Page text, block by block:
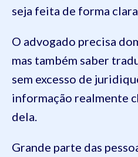
seja feita de forma clara
O advogado precisa
mas também saber
sem excesso de
informação realmente
dela.
Grande parte das